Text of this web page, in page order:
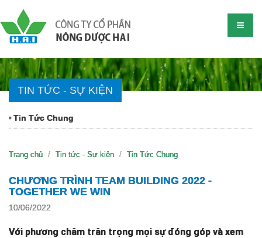
TIN TỨC - SỰ KIỆN
Tin Tức Chung
Trang chủ Tin tức - Sự kiện Tin Tức Chung
CHƯƠNG TRÌNH TEAM BUILDING 2022 -
TOGETHER WE WIN
10/06/2022
Với phương châm trân trọng mọi sự đóng góp và xem